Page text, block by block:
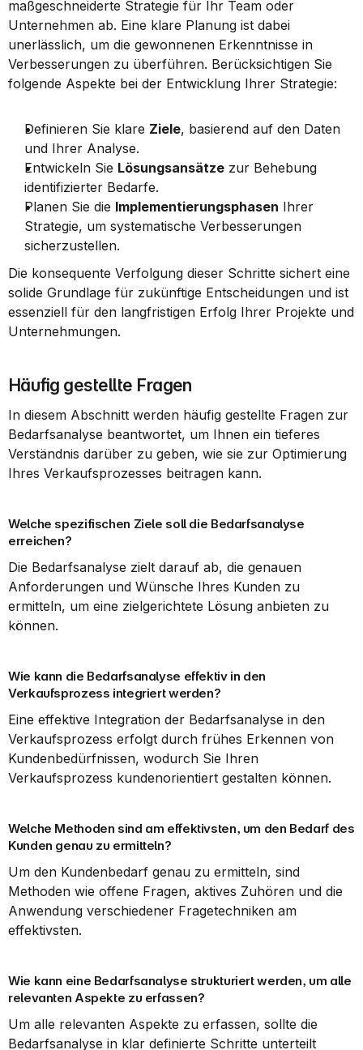
maßgeschneiderte Strategie für Ihr Team oder
Unternehmen ab. Eine klare Planung ist dabei
unerlässlich, um die gewonnenen Erkenntnisse in
Verbesserungen zu überführen. Berücksichtigen Sie
folgende Aspekte bei der Entwicklung Ihrer Strategie:
Definieren Sie klare Ziele, basierend auf den Daten
und Ihrer Analyse.
Entwickeln Sie Lösungsansätze zur Behebung
identifizierter Bedarfe.
Planen Sie die Implementierungsphasen Ihrer
Strategie, um systematische Verbesserungen
sicherzustellen.
Die konsequente Verfolgung dieser Schritte sichert eine
solide Grundlage für zukünftige Entscheidungen und ist
essenziell für den langfristigen Erfolg Ihrer Projekte und
Unternehmungen.
Häufig gestellte Fragen
In diesem Abschnitt werden häufig gestellte Fragen zur
Bedarfsanalyse beantwortet, um Ihnen ein tieferes
Verständnis darüber zu geben, wie sie zur Optimierung
Ihres Verkaufsprozesses beitragen kann.
Welche spezifischen Ziele soll die Bedarfsanalyse
erreichen?
Die Bedarfsanalyse zielt darauf ab, die genauen
Anforderungen und Wünsche Ihres Kunden zu
ermitteln, um eine zielgerichtete Lösung anbieten zu
können.
Wie kann die Bedarfsanalyse effektiv in den
Verkaufsprozess integriert werden?
Eine effektive Integration der Bedarfsanalyse in den
Verkaufsprozess erfolgt durch frühes Erkennen von
Kundenbedürfnissen, wodurch Sie Ihren
Verkaufsprozess kundenorientiert gestalten können.
Welche Methoden sind am effektivsten, um den Bedarf des
Kunden genau zu ermitteln?
Um den Kundenbedarf genau zu ermitteln, sind
Methoden wie offene Fragen, aktives Zuhören und die
Anwendung verschiedener Fragetechniken am
effektivsten.
Wie kann eine Bedarfsanalyse strukturiert werden, um alle
relevanten Aspekte zu erfassen?
Um alle relevanten Aspekte zu erfassen, sollte die
Bedarfsanalyse in klar definierte Schritte unterteilt